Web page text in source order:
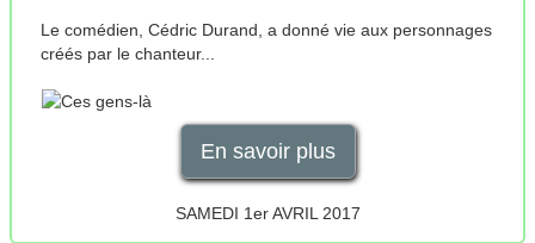
Le comédien, Cédric Durand, a donné vie aux personnages
créés par le chanteur...
En savoir plus
SAMEDI 1er AVRIL 2017